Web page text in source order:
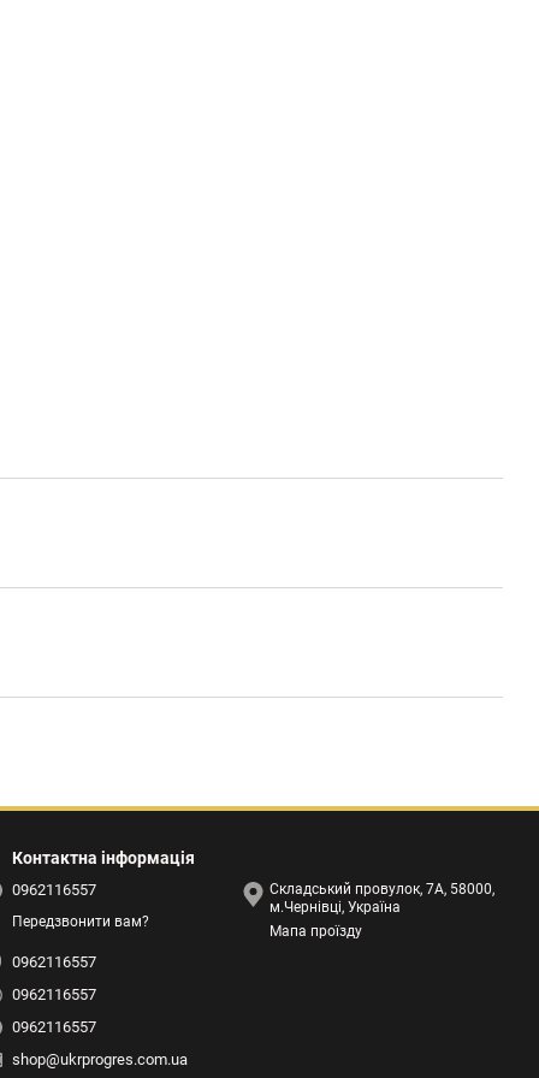
Контактна інформація
0962116557
Передзвонити вам?
0962116557
0962116557
0962116557
shop@ukrprogres.com.ua
Складський провулок, 7А, 58000,
м.Чернівці, Україна
Мапа проїзду